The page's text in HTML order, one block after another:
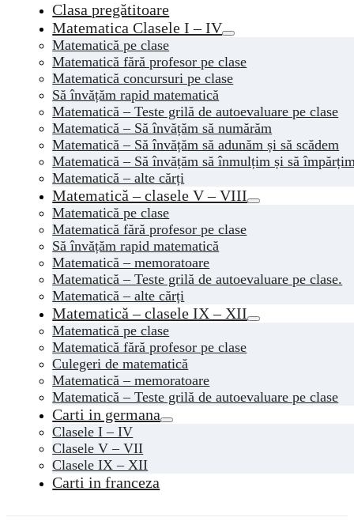
Clasa pregătitoare
Matematica Clasele I – IV
Matematică pe clase
Matematică fără profesor pe clase
Matematică concursuri pe clase
Să învățăm rapid matematică
Matematică – Teste grilă de autoevaluare pe clase
Matematică – Să învățăm să numărăm
Matematică – Să învățăm să adunăm și să scădem
Matematică – Să învățăm să înmulțim și să
Matematică – alte cărți
Matematică – clasele V – VIII
Matematică pe clase
Matematică fără profesor pe clase
Să învățăm rapid matematică
Matematică – memoratoare
Matematică – Teste grilă de autoevaluare pe clase.
Matematică – alte cărți
Matematică – clasele IX – XII
Matematică pe clase
Matematică fără profesor pe clase
Culegeri de matematică
Matematică – memoratoare
Matematică – Teste grilă de autoevaluare pe clase
Carti in germana
Clasele I – IV
Clasele V – VII
Clasele IX – XII
Carti in franceza